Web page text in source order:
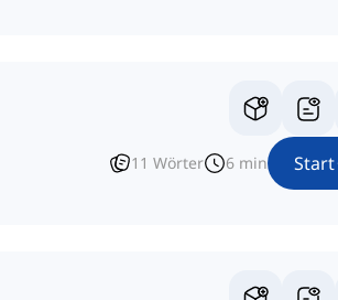
11 Wörter 6 min Start